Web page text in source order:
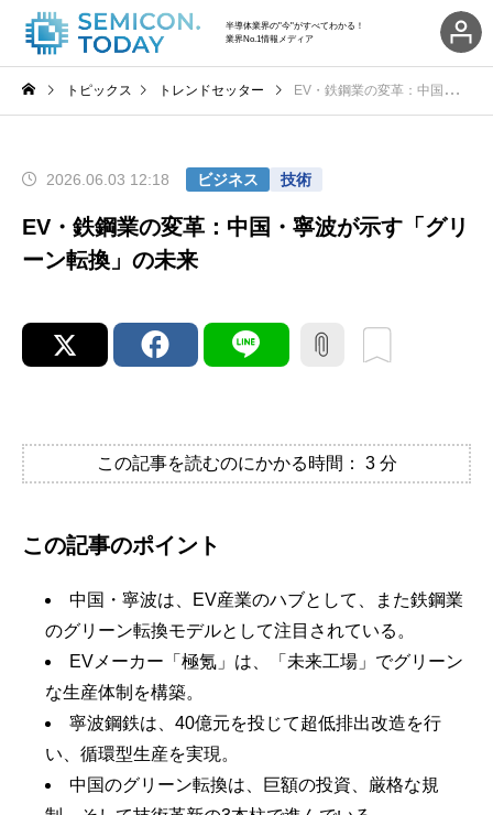
半導体業界の"今"がすべてわかる！
業界No.1情報メディア
トピックス トレンドセッター EV・鉄鋼業の変革：中国・寧波が示す「グリーン転換」の未来
2026.06.03 12:18 ビジネス 技術
EV・鉄鋼業の変革：中国・寧波が示す「グリ
ーン転換」の未来
この記事を読むのにかかる時間： 3 分
この記事のポイント
中国・寧波は、EV産業のハブとして、また鉄鋼業
のグリーン転換モデルとして注目されている。
EVメーカー「極氪」は、「未来工場」でグリーン
な生産体制を構築。
寧波鋼鉄は、40億元を投じて超低排出改造を行
い、循環型生産を実現。
中国のグリーン転換は、巨額の投資、厳格な規